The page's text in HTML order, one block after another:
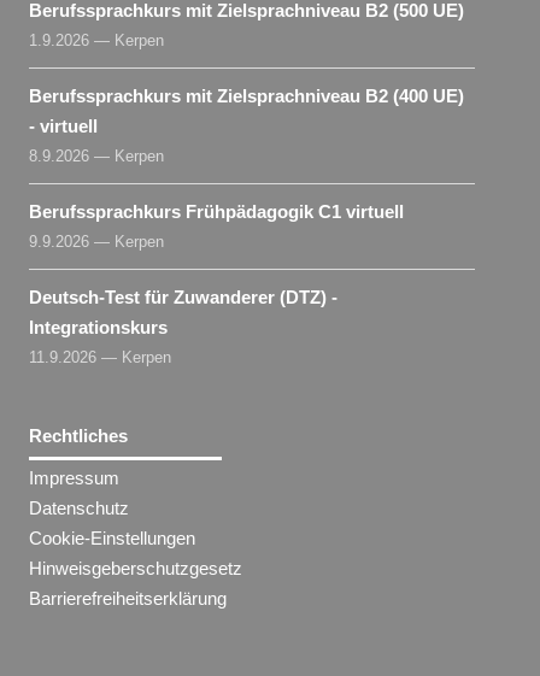
Berufssprachkurs mit Zielsprachniveau B2 (500 UE)
1.9.2026 — Kerpen
Berufssprachkurs mit Zielsprachniveau B2 (400 UE)
- virtuell
8.9.2026 — Kerpen
Berufssprachkurs Frühpädagogik C1 virtuell
9.9.2026 — Kerpen
Deutsch-Test für Zuwanderer (DTZ) -
Integrationskurs
11.9.2026 — Kerpen
Rechtliches
Impressum
Datenschutz
Cookie-Einstellungen
Hinweisgeberschutzgesetz
Barrierefreiheitserklärung